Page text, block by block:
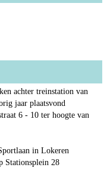
achter treinstation van
jaar plaatsvond
6 - 10 ter hoogte van
in Lokeren
Stationsplein 28